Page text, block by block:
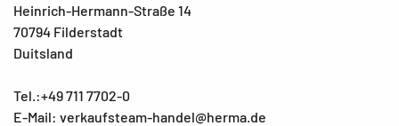
Heinrich-Hermann-Straße 14
70794 Filderstadt
Duitsland
Tel.:+49 711 7702-0
E-Mail: verkaufsteam-handel@herma.de